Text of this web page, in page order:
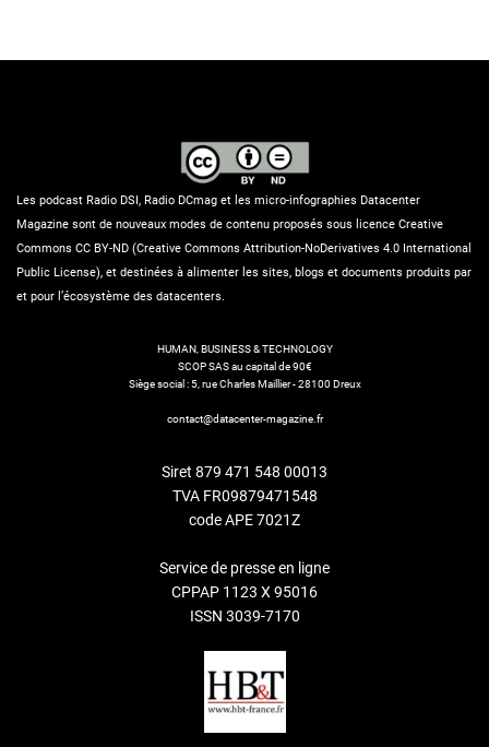
Les podcast Radio DSI, Radio DCmag et les micro-infographies Datacenter
Magazine sont de nouveaux modes de contenu proposés sous licence Creative
Commons CC BY-ND (Creative Commons Attribution-NoDerivatives 4.0 International
Public License), et destinées à alimenter les sites, blogs et documents produits par
et pour l’écosystème des datacenters.
HUMAN, BUSINESS & TECHNOLOGY
SCOP SAS au capital de 90€
Siège social : 5, rue Charles Maillier - 28100 Dreux
contact@datacenter-magazine.fr
Siret 879 471 548 00013
TVA FR09879471548
code APE 7021Z
Service de presse en ligne
CPPAP 1123 X 95016
ISSN 3039-7170